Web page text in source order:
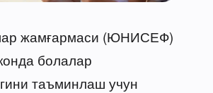
жамғармаси (ЮНИСЕФ)
болалар
таъминлаш учун